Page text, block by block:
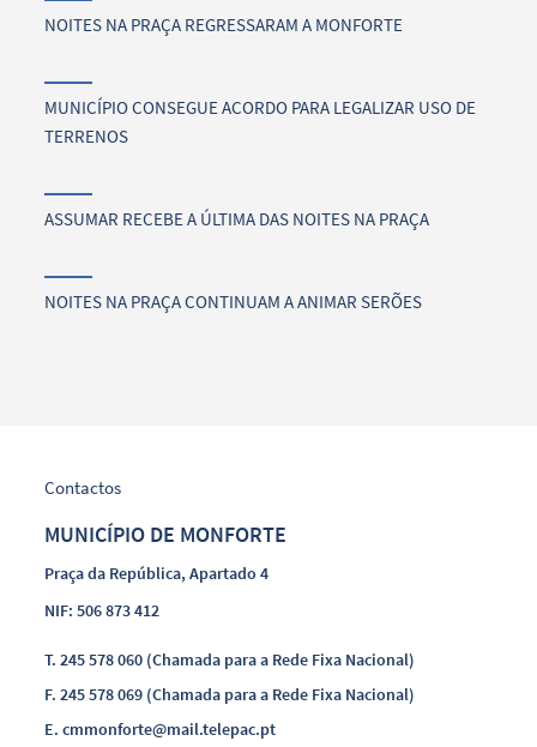
NOITES NA PRAÇA REGRESSARAM A MONFORTE
MUNICÍPIO CONSEGUE ACORDO PARA LEGALIZAR USO DE
TERRENOS
ASSUMAR RECEBE A ÚLTIMA DAS NOITES NA PRAÇA
NOITES NA PRAÇA CONTINUAM A ANIMAR SERÕES
Contactos
MUNICÍPIO DE MONFORTE
Praça da República, Apartado 4
NIF: 506 873 412
T.245 578 060 (Chamada para a Rede Fixa Nacional)
F.245 578 069 (Chamada para a Rede Fixa Nacional)
E.cmmonforte@mail.telepac.pt